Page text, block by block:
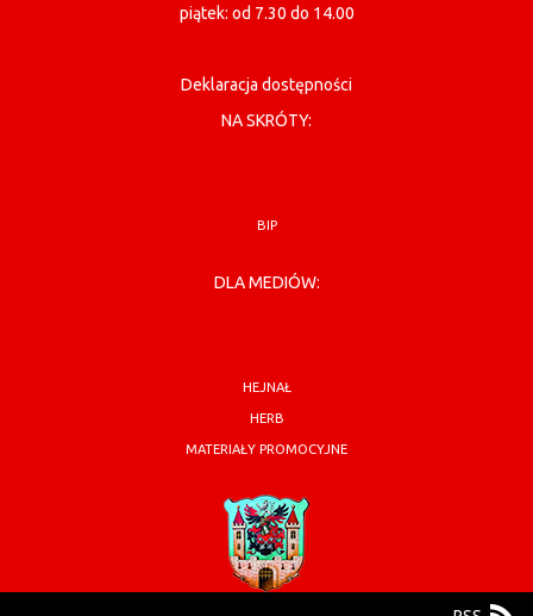
piątek: od 7.30 do 14.00
Deklaracja dostępności
NA SKRÓTY:
BIP
DLA MEDIÓW:
HEJNAŁ
HERB
MATERIAŁY PROMOCYJNE